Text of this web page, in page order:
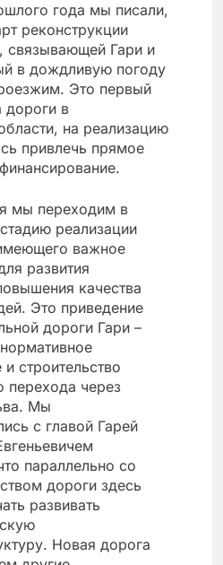
года мы писали,
реконструкции
связывающей Гари и
в дождливую погоду
Это первый
дороги в
на реализацию
привлечь прямое
мы переходим в
реализации
важное
развития
качества
Это приведение
дороги Гари –
и строительство
перехода через
Мы
с главой Гарей
параллельно со
дороги здесь
развивать
Новая дорога